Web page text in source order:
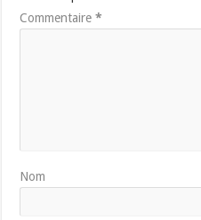
Commentaire*
Nom